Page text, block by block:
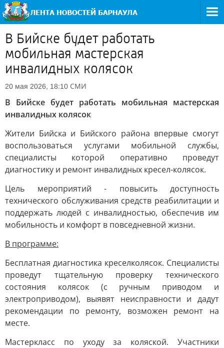
В Бийске будет работать
мобильная мастерская
инвалидных колясок
20 мая 2026, 18:10 СМИ
В Бийске будет работать мобильная мастерская
инвалидных колясок
Жители Бийска и Бийского района впервые смогут
воспользоваться услугами мобильной службы,
специалисты которой оперативно проведут
диагностику и ремонт инвалидных кресел-колясок.
Цель мероприятий - повысить доступность
технического обслуживания средств реабилитации и
поддержать людей с инвалидностью, обеспечив им
мобильность и комфорт в повседневной жизни.
В программе:
Бесплатная диагностика креселколясок. Специалисты
проведут тщательную проверку технического
состояния колясок (с ручным приводом и
электроприводом), выявят неисправности и дадут
рекомендации по ремонту, возможен ремонт на
месте.
Мастеркласс по уходу за коляской. Участники